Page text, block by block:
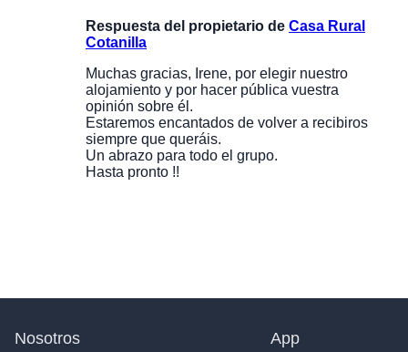
Respuesta del propietario de Casa Rural
Cotanilla
Muchas gracias, Irene, por elegir nuestro
alojamiento y por hacer pública vuestra
opinión sobre él.
Estaremos encantados de volver a recibiros
siempre que queráis.
Un abrazo para todo el grupo.
Hasta pronto !!
Nosotros App